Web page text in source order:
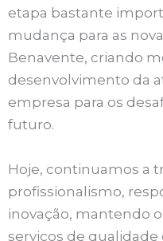
etapa bastante
mudança para as
Benavente, criando
desenvolvimento da
empresa para os
futuro.
Hoje, continuamos a
profissionalismo,
inovação, mantendo
serviços de